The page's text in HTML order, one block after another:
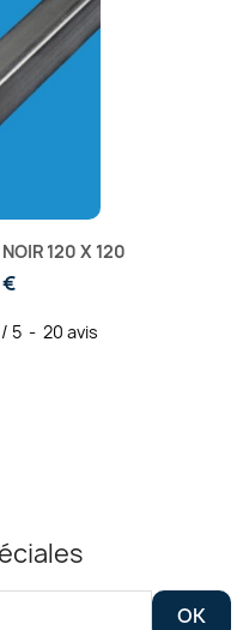
120 X 120
/ 5 - 20 avis